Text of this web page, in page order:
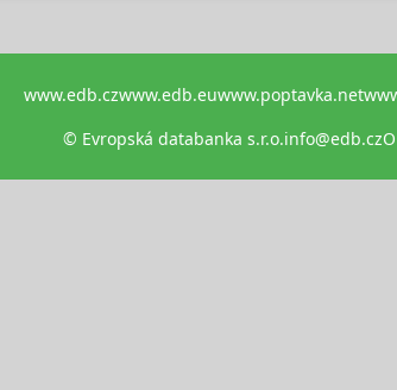
www.edb.czwww.edb.euwww.poptavka.net
© Evropská databanka s.r.o.info@edb.cz